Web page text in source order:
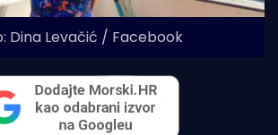
Dina Levačić / Facebook